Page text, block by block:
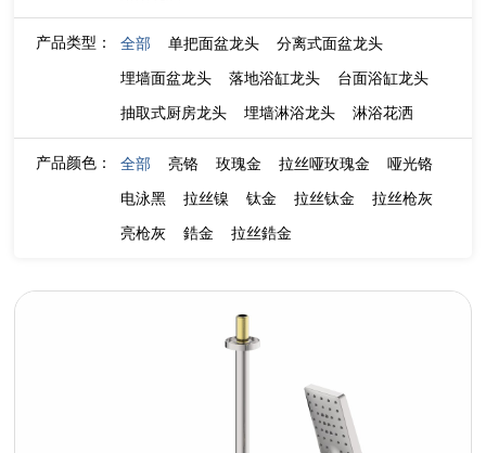
产品类型： 全部 单把面盆龙头
分离式面盆龙头
埋墙面盆龙头
落地浴缸龙头
台面浴缸龙头
抽取式厨房龙头
埋墙淋浴龙头 淋浴花洒
产品颜色： 全部 亮铬 玫瑰金 拉丝哑玫瑰金
哑光铬
电泳黑
拉丝镍 钛金 拉丝钛金
拉丝枪灰
亮枪灰
鋯金 拉丝鋯金